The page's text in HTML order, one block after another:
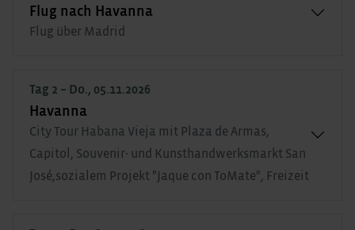
Flug nach Havanna
Flug über Madrid
Tag 2 – Do., 05.11.2026
Havanna
City Tour Habana Vieja mit Plaza de Armas,
Capitol, Souvenir- und Kunsthandwerksmarkt San
José,sozialem Projekt "Jaque con ToMate", Freizeit